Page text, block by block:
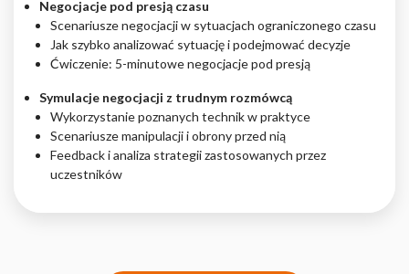
Negocjacje pod presją czasu
Scenariusze negocjacji w sytuacjach ograniczonego czasu
Jak szybko analizować sytuację i podejmować decyzje
Ćwiczenie: 5-minutowe negocjacje pod presją
Symulacje negocjacji z trudnym rozmówcą
Wykorzystanie poznanych technik w praktyce
Scenariusze manipulacji i obrony przed nią
Feedback i analiza strategii zastosowanych przez
uczestników